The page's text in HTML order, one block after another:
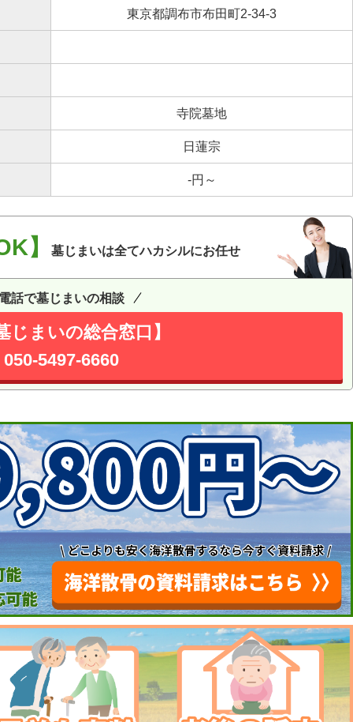
東京都調布市布田町2-34-3
寺院墓地
日蓮宗
-円～
】 墓じまいは全てハカシルにお任せ
話で墓じまいの相談
じまいの総合窓口】
050-5497-6660